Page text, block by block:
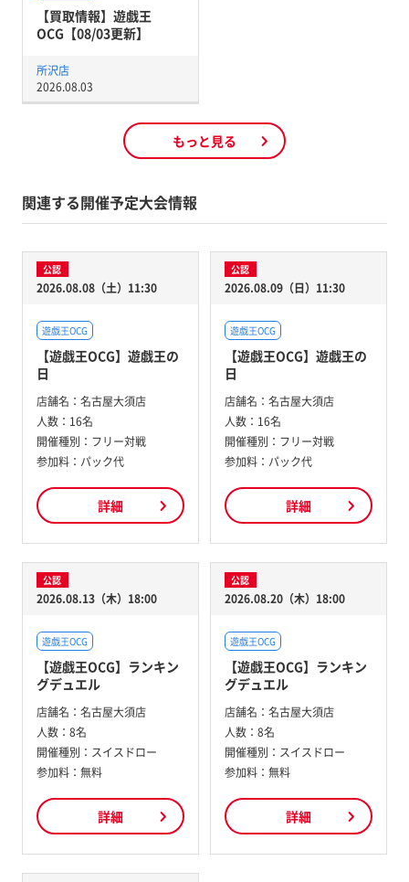
【買取情報】遊戯王
OCG【08/03更新】
所沢店
2026.08.03
もっと見る
関連する開催予定大会情報
公認
2026.08.08（土）11:30
遊戯王OCG
【遊戯王OCG】遊戯王の
日
店舗名： 名古屋大須店
人数： 16名
開催種別： フリー対戦
参加料： パック代
詳細
公認
2026.08.09（日）11:30
遊戯王OCG
【遊戯王OCG】遊戯王の
日
店舗名： 名古屋大須店
人数： 16名
開催種別： フリー対戦
参加料： パック代
詳細
公認
2026.08.13（木）18:00
遊戯王OCG
【遊戯王OCG】ランキン
グデュエル
店舗名： 名古屋大須店
人数： 8名
開催種別： スイスドロー
参加料： 無料
詳細
公認
2026.08.20（木）18:00
遊戯王OCG
【遊戯王OCG】ランキン
グデュエル
店舗名： 名古屋大須店
人数： 8名
開催種別： スイスドロー
参加料： 無料
詳細